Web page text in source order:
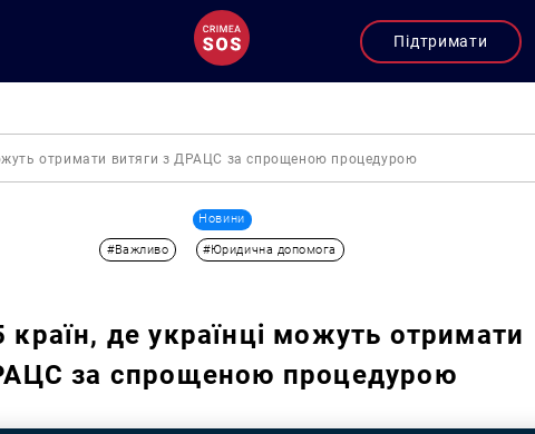
Підтримати
отримати витяги з ДРАЦС за спрощеною процедурою
Новини
#Важливо #Юридична допомога
країн, де українці можуть отримати
за спрощеною процедурою